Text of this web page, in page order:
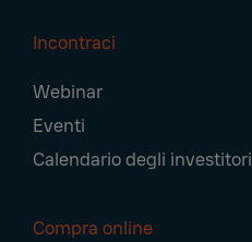
Incontraci
Webinar
Eventi
Calendario degli investitori
Compra online